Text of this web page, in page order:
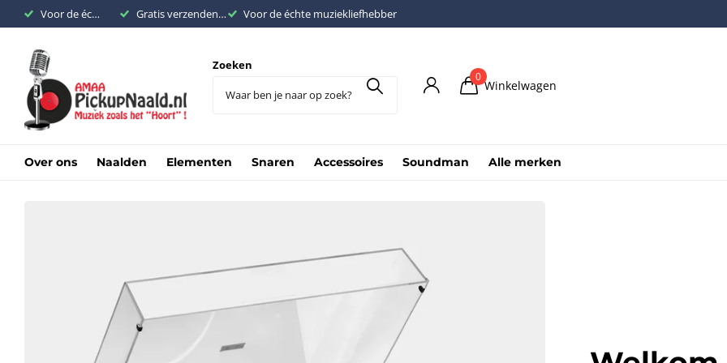
Voor de échte muziekliefhebber Gratis verzenden binnen Nederland vanaf €200,- Voor de échte muziekliefhebber
Zoeken
0
Winkelwagen
Over ons Naalden Elementen Snaren Accessoires Soundman Alle merken